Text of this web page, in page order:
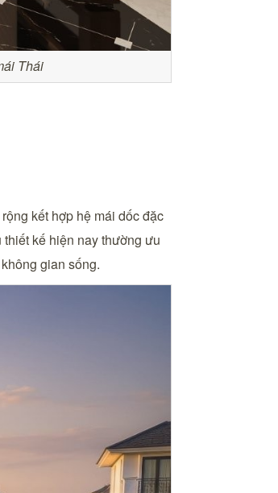
Thái
kết hợp hệ mái dốc đặc
kế hiện nay thường ưu
gian sống.